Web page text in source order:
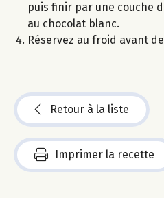
puis finir par une couche
au chocolat blanc.
Réservez au froid avant
Retour à la liste
Imprimer la recette